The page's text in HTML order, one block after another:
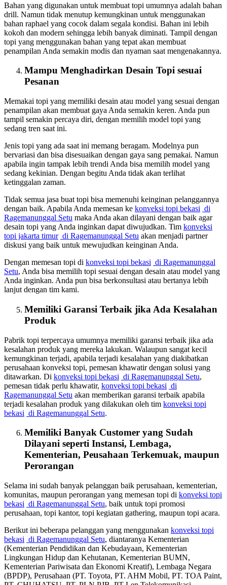
Bahan yang digunakan untuk membuat topi umumnya adalah bahan
drill. Namun tidak menutup kemungkinan untuk menggunakan
bahan raphael yang cocok dalam segala kondisi. Bahan ini lebih
kokoh dan modern sehingga lebih banyak diminati. Tampil dengan
topi yang menggunakan bahan yang tepat akan membuat
penampilan Anda semakin modis dan nyaman saat mengenakannya.
Mampu Menghadirkan Desain Topi sesuai
Pesanan
Memakai topi yang memiliki desain atau model yang sesuai dengan
penampilan akan membuat gaya Anda semakin keren. Anda pun
tampil semakin percaya diri, dengan memilih model topi yang
sedang tren saat ini.
Jenis topi yang ada saat ini memang beragam. Modelnya pun
bervariasi dan bisa disesuaikan dengan gaya sang pemakai. Namun
apabila ingin tampak lebih trendi Anda bisa memilih model yang
sedang kekinian. Dengan begitu Anda tidak akan terlihat
ketinggalan zaman.
Tidak semua jasa buat topi bisa memenuhi keinginan pelanggannya
dengan baik. Apabila Anda memesan ke konveksi topi bekasi di
Ragemanunggal Setu maka Anda akan dilayani dengan baik agar
desain topi yang Anda inginkan dapat diwujudkan. Tim konveksi
topi jakarta timur di Ragemanunggal Setu akan menjadi partner
diskusi yang baik untuk mewujudkan keinginan Anda.
Dengan memesan topi di konveksi topi bekasi di Ragemanunggal
Setu, Anda bisa memilih topi sesuai dengan desain atau model yang
Anda inginkan. Anda pun bisa berkonsultasi atau bertanya lebih
lanjut dengan tim kami.
Memiliki Garansi Terbaik jika Ada Kesalahan
Produk
Pabrik topi terpercaya umumnya memiliki garansi terbaik jika ada
kesalahan produk yang mereka lakukan. Walaupun sangat kecil
kemungkinan terjadi, apabila terjadi kesalahan yang diakibatkan
perusahaan konveksi topi, pemesan khawatir dengan solusi yang
ditawarkan. Di konveksi topi bekasi di Ragemanunggal Setu,
pemesan tidak perlu khawatir, konveksi topi bekasi di
Ragemanunggal Setu akan memberikan garansi terbaik apabila
terjadi kesalahan produk yang dilakukan oleh tim konveksi topi
bekasi di Ragemanunggal Setu.
Memiliki Banyak Customer yang Sudah
Dilayani seperti Instansi, Lembaga,
Kementerian, Peusahaan Terkemuak, maupun
Perorangan
Selama ini sudah banyak pelanggan baik perusahaan, kementerian,
komunitas, maupun perorangan yang memesan topi di konveksi topi
bekasi di Ragemanunggal Setu, baik untuk topi promosi
perusahaan, topi kantor, topi kegiatan gathering, maupun topi acara.
Berikut ini beberapa pelanggan yang menggunakan konveksi topi
bekasi di Ragemanunggal Setu, diantaranya Kementerian
(Kementerian Pendidikan dan Kebudayaan, Kementerian
Lingkungan Hidup dan Kehutanan, Kementerian BUMN,
Kementerian Pariwisata dan Ekonomi Kreatif), Lembaga Negara
(BPDP), Perusahaan (PT. Toyota, PT. AHM Mobil, PT. TOA Paint,